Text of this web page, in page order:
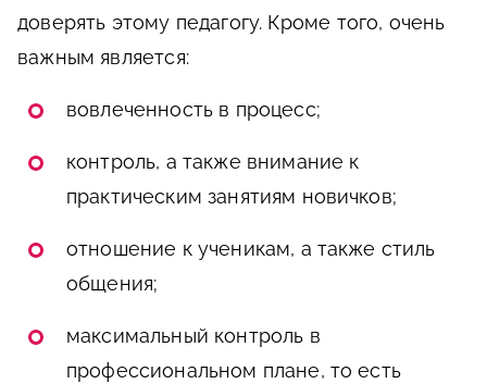
доверять этому педагогу. Кроме того, очень
важным является:
вовлеченность в процесс;
контроль, а также внимание к
практическим занятиям новичков;
отношение к ученикам, а также стиль
общения;
максимальный контроль в
профессиональном плане, то есть